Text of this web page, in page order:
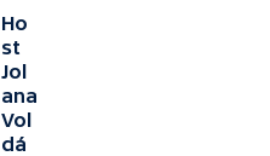
Ho
st
Jol
ana
Vol
dá